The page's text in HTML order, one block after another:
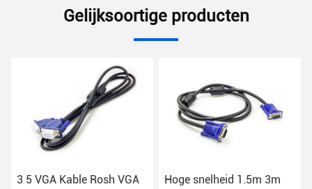
Gelijksoortige producten
3 5 VGA Kable Rosh VGA
Hoge snelheid 1.5m 3m